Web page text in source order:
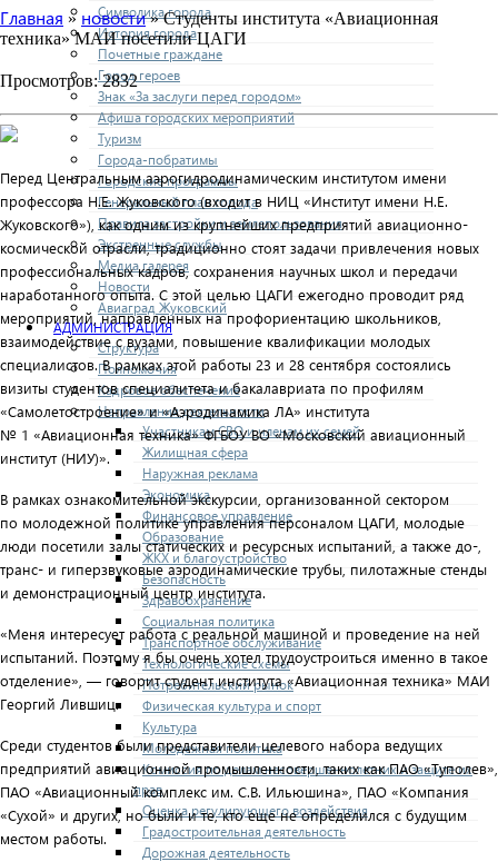
Символика города
История города
Почетные граждане
Город героев
Знак «За заслуги перед городом»
Афиша городских мероприятий
Туризм
Города-побратимы
Городские программы
Генеральный план города
Правила застройки и землепользования
Экстренные службы
Медиа галерея
Новости
Авиаград Жуковский
АДМИНИСТРАЦИЯ
Структура
Полномочия
Кадровое обеспечение
Направления деятельности
Участникам СВО и членам их семей
Жилищная сфера
Наружная реклама
Экономика
Финансовое управление
Образование
ЖКХ и благоустройство
Безопасность
Здравоохранение
Социальная политика
Транспортное обслуживание
Технологические схемы
Потребительский рынок
Физическая культура и спорт
Культура
Молодежная политика
Комиссия по делам несовершеннолетних и защите их
прав
Оценка регулирующего воздействия
Градостроительная деятельность
Дорожная деятельность
Главная » новости» Студенты института «Авиационная
техника» МАИ посетили ЦАГИ
Просмотров: 2832
Перед Центральным аэрогидродинамическим институтом имени
профессора Н.Е. Жуковского (входит в НИЦ «Институт имени Н.Е.
Жуковского»), как одним из крупнейших предприятий авиационно-
космической отрасли, традиционно стоят задачи привлечения новых
профессиональных кадров, сохранения научных школ и передачи
наработанного опыта. С этой целью ЦАГИ ежегодно проводит ряд
мероприятий, направленных на профориентацию школьников,
взаимодействие с вузами, повышение квалификации молодых
специалистов. В рамках этой работы 23 и 28 сентября состоялись
визиты студентов специалитета и бакалавриата по профилям
«Самолетостроение» и «Аэродинамика ЛА» института
№ 1 «Авиационная техника» ФГБОУ ВО «Московский авиационный
институт (НИУ)».
В рамках ознакомительной экскурсии, организованной сектором
по молодежной политике управления персоналом ЦАГИ, молодые
люди посетили залы статических и ресурсных испытаний, а также до-,
транс- и гиперзвуковые аэродинамические трубы, пилотажные стенды
и демонстрационный центр института.
«Меня интересует работа с реальной машиной и проведение на ней
испытаний. Поэтому я бы очень хотел трудоустроиться именно в такое
отделение», — говорит студент института «Авиационная техника» МАИ
Георгий Лившиц.
Среди студентов были представители целевого набора ведущих
предприятий авиационной промышленности, таких как ПАО «Туполев»,
ПАО «Авиационный комплекс им. С.В. Ильюшина», ПАО «Компания
«Сухой» и других, но были и те, кто еще не определился с будущим
местом работы.